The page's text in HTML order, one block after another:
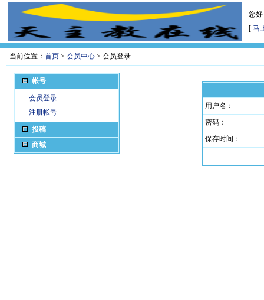
您
[ 马
当前位置： 首页 > 会员中心 > 会员登录
帐号
会员登录
注册帐号
投稿
商城
用户名：
密码：
保存时间：